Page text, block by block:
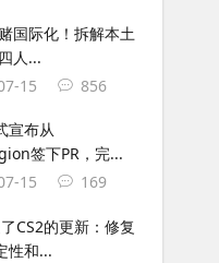
国际化！拆解本土
人...
15
856
宣布从
签下⁠PR⁠，完...
15
169
CS2的更新：修复
性和...